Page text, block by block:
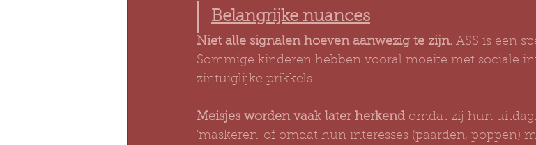
Belangrijke nuances
Niet alle signalen hoeven aanwezig te zijn. ASS is een
Sommige kinderen hebben vooral moeite met sociale
zintuiglijke prikkels.
Meisjes worden vaak later herkend omdat zij hun
'maskeren' of omdat hun interesses (paarden, poppen)